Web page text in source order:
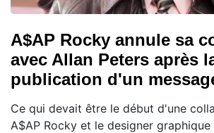
A$AP Rocky annule sa
avec Allan Peters après
publication d'un
Ce qui devait être le début d'une
A$AP Rocky et le designer graphique